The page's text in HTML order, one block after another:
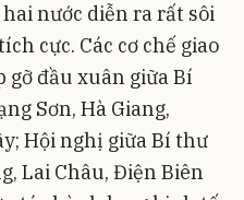
nước diễn ra rất sôi
cực. Các cơ chế giao
đầu xuân giữa Bí
Sơn, Hà Giang,
Hội nghị giữa Bí thư
Lai Châu, Điện Biên